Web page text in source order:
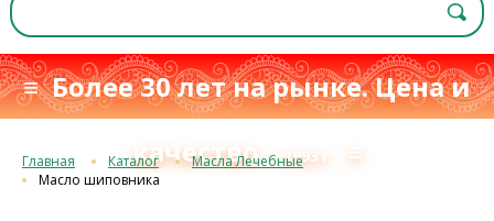
≡ Более 30 лет на рынке. Цена и
качествос 1993 г. ≡
Главная Каталог
Масла Лечебные
Масло шиповника